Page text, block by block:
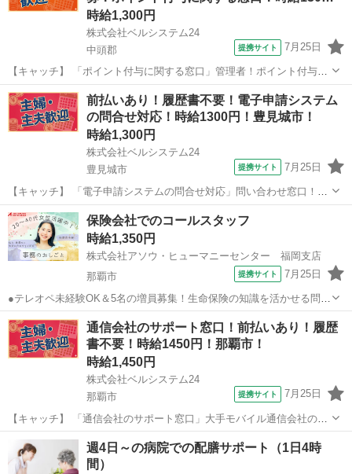
時給1,300円
株式会社ベルシステム24
中頭郡
提携サイト 7月25日
【キャッチ】 「ポイント付与に関する窓口」管理者！ポイント付与に
関する電話対応！メール対応が半分！オープニング 【コメント】 ベル
システム24なら前払い＆履歴書不要！ 勤務時間や働き方など、あなた
のライフスタイルに合わせた...
沖縄 中頭郡 電話対応
前払いあり！履歴書不要！電子申請システム
の問合せ対応！時給1300円！豊見城市！
時給1,300円
株式会社ベルシステム24
豊見城市
提携サイト 7月25日
【キャッチ】 「電子申請システムの問合せ対応」問い合わせ窓口！無
料駐車場完備！メール対応メイン！土日祝休み 【コメント】 ベルシス
テム24には経験や資格一切不問のお仕事も多数(^^♪ ＃扶養内・Wワー
ク ＃週2のスキマワ...
沖縄 豊見城市 一般事務
保険会社でのコールスタッフ
時給1,350円
株式会社アソウ・ヒューマニーセンター 福岡支店
那覇市
提携サイト 7月25日
●テレオペ未経験OK＆5名の増員募集！生命保険の知識を活かせる問い
合わせ対応メインのお仕事●原則残業なし＆17時定時で終業後の予定も
立てやすい♪ワークライフバランス抜群です●おもろまち駅から徒歩5
分！車通勤も相談可。周辺施設...
沖縄 那覇市 一般事務
通信会社のサポート窓口！前払いあり！履歴
書不要！時給1450円！那覇市！
時給1,450円
株式会社ベルシステム24
那覇市
提携サイト 7月25日
【キャッチ】 「通信会社のサポート窓口」大手モバイル通信会社のコ
ールセンター！週2日～OK！扶養内OK！9月開始 【コメント】 ベルシ
ステム24には経験や資格一切不問のお仕事も多数(^^♪ ＃扶養内・Wワ
ーク ＃週2のス...
沖縄 那覇市 電話対応
週4日～の病院での配膳サポート（1日4時
間）